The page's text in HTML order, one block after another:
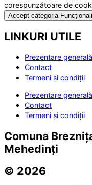
corespunzătoare de
Accept categoria
LINKURI UTILE
Prezentare generală
Contact
Termeni și condiții
Prezentare generală
Contact
Termeni și condiții
Comuna
Mehedinți
© 2026